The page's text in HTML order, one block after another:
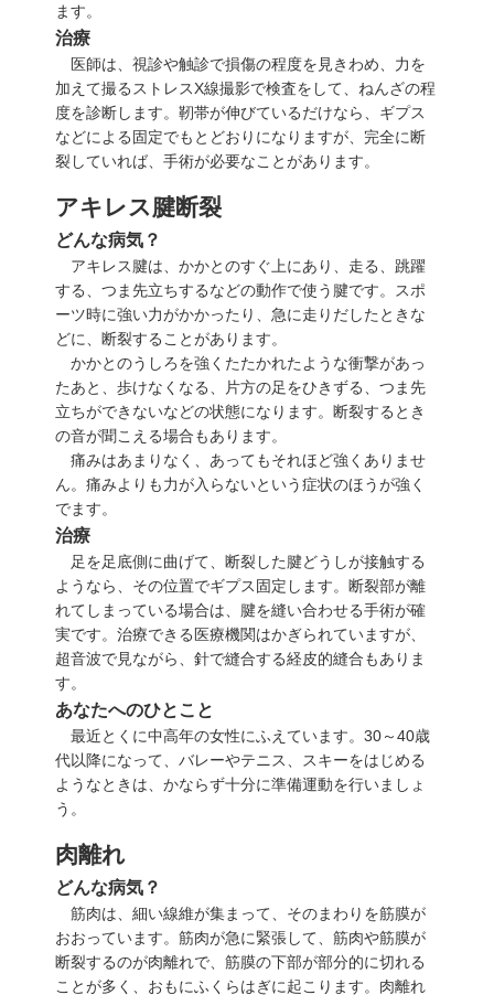
ます。
治療
医師は、視診や触診で損傷の程度を見きわめ、力を
加えて撮るストレスX線撮影で検査をして、ねんざの程
度を診断します。靭帯が伸びているだけなら、ギプス
などによる固定でもとどおりになりますが、完全に断
裂していれば、手術が必要なことがあります。
アキレス腱断裂
どんな病気？
アキレス腱は、かかとのすぐ上にあり、走る、跳躍
する、つま先立ちするなどの動作で使う腱です。スポ
ーツ時に強い力がかかったり、急に走りだしたときな
どに、断裂することがあります。
かかとのうしろを強くたたかれたような衝撃があっ
たあと、歩けなくなる、片方の足をひきずる、つま先
立ちができないなどの状態になります。断裂するとき
の音が聞こえる場合もあります。
痛みはあまりなく、あってもそれほど強くありませ
ん。痛みよりも力が入らないという症状のほうが強く
でます。
治療
足を足底側に曲げて、断裂した腱どうしが接触する
ようなら、その位置でギプス固定します。断裂部が離
れてしまっている場合は、腱を縫い合わせる手術が確
実です。治療できる医療機関はかぎられていますが、
超音波で見ながら、針で縫合する経皮的縫合もありま
す。
あなたへのひとこと
最近とくに中高年の女性にふえています。30～40歳
代以降になって、バレーやテニス、スキーをはじめる
ようなときは、かならず十分に準備運動を行いましょ
う。
肉離れ
どんな病気？
筋肉は、細い線維が集まって、そのまわりを筋膜が
おおっています。筋肉が急に緊張して、筋肉や筋膜が
断裂するのが肉離れで、筋膜の下部が部分的に切れる
ことが多く、おもにふくらはぎに起こります。肉離れ